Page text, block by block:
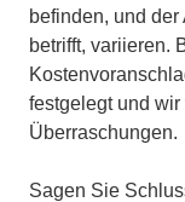
befinden, und
betrifft, variieren.
festgelegt und
Überraschungen.
Sagen Sie